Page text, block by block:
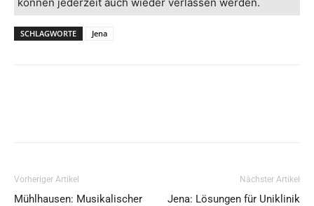
SCHLAGWORTE Jena
Vorheriger Artikel
Mühlhausen: Musikalischer
Nächster Artikel
Jena: Lösungen für Uniklinik